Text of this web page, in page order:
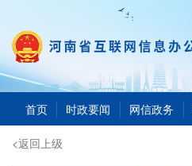
首页 时政要闻 网信政务
<返回上级